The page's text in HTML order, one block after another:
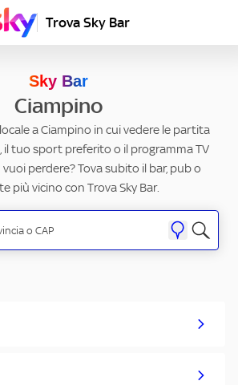
Trova Sky Bar
Sky Bar
Ciampino
a Ciampino in cui vedere le partita
il tuo sport preferito o il programma TV
perdere? Tova subito il bar, pub o
più vicino con Trova Sky Bar.